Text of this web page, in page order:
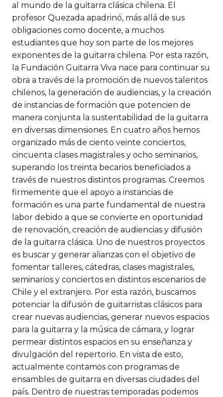
al mundo de la guitarra clásica chilena. El
profesor Quezada apadrinó, más allá de sus
obligaciones como docente, a muchos
estudiantes que hoy son parte de los mejores
exponentes de la guitarra chilena. Por esta razón,
la Fundación Guitarra Viva nace para continuar su
obra a través de la promoción de nuevos talentos
chilenos, la generación de audiencias, y la creación
de instancias de formación que potencien de
manera conjunta la sustentabilidad de la guitarra
en diversas dimensiones. En cuatro años hemos
organizado más de ciento veinte conciertos,
cincuenta clases magistrales y ocho seminarios,
superando los treinta becarios beneficiados a
través de nuestros distintos programas. Creemos
firmemente que el apoyo a instancias de
formación es una parte fundamental de nuestra
labor debido a que se convierte en oportunidad
de renovación, creación de audiencias y difusión
de la guitarra clásica. Uno de nuestros proyectos
es buscar y generar alianzas con el objetivo de
fomentar talleres, cátedras, clases magistrales,
seminarios y conciertos en distintos escenarios de
Chile y el extranjero. Por esta razón, buscamos
potenciar la difusión de guitarristas clásicos para
crear nuevas audiencias, generar nuevos espacios
para la guitarra y la música de cámara, y lograr
permear distintos espacios en su enseñanza y
divulgación del repertorio. En vista de esto,
actualmente contamos con programas de
ensambles de guitarra en diversas ciudades del
país. Dentro de nuestras temporadas podemos